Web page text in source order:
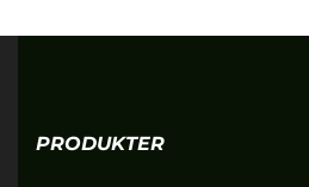
PRODUKTER